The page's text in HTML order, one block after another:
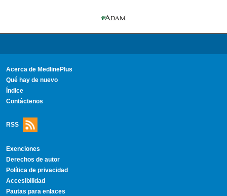
Acerca de MedlinePlus
Qué hay de nuevo
Índice
Contáctenos
RSS
Exenciones
Derechos de autor
Política de privacidad
Accesibilidad
Pautas para enlaces